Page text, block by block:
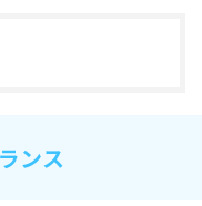
ンス